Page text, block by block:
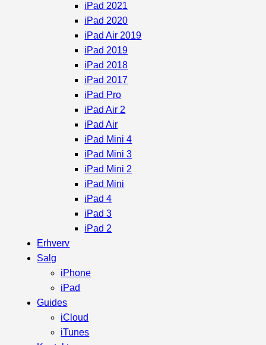
iPad 2021
iPad 2020
iPad Air 2019
iPad 2019
iPad 2018
iPad 2017
iPad Pro
iPad Air 2
iPad Air
iPad Mini 4
iPad Mini 3
iPad Mini 2
iPad Mini
iPad 4
iPad 3
iPad 2
Erhverv
Salg
iPhone
iPad
Guides
iCloud
iTunes